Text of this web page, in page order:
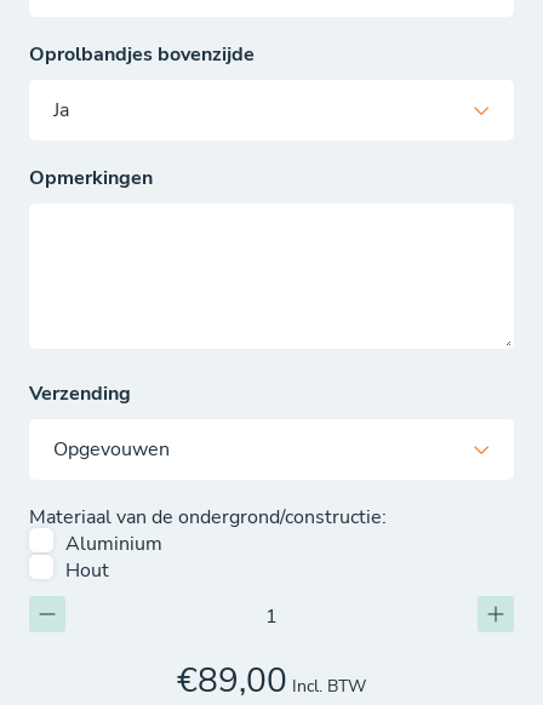
Oprolbandjes bovenzijde
Opmerkingen
Verzending
Materiaal van de ondergrond/constructie:
Aluminium
Hout
€89,00 Incl. BTW